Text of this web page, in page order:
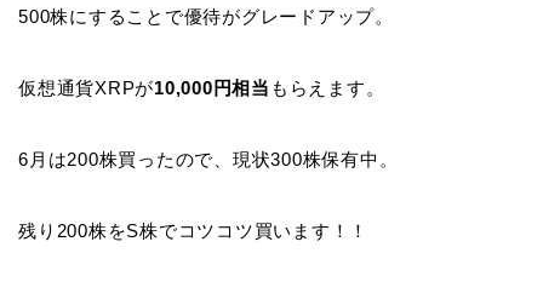
500株にすることで優待がグレードアップ。
仮想通貨XRPが10,000円相当 もらえます。
6月は200株買ったので、現状300株保有中。
残り200株をS株でコツコツ買います！！